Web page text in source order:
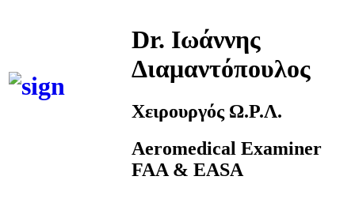
Dr. Ιωάννης
Διαμαντόπουλος
Χειρουργός Ω.Ρ.Λ.
Aeromedical Examiner
FAA & EASA